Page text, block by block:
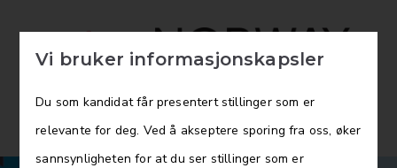
Vi bruker informasjonskapsler
Du som kandidat får presentert stillinger som er
relevante for deg. Ved å akseptere sporing fra oss, øker
sannsynligheten for at du ser stillinger som er